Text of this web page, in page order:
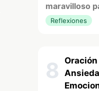
maravilloso
Reflexiones
8